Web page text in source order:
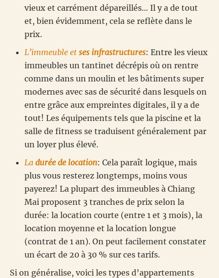
vieux et carrément dépareillés… Il y a de tout
et, bien évidemment, cela se reflète dans le
prix.
L’immeuble et ses infrastructures: Entre les vieux
immeubles un tantinet décrépis où on rentre
comme dans un moulin et les bâtiments super
modernes avec sas de sécurité dans lesquels on
entre grâce aux empreintes digitales, il y a de
tout! Les équipements tels que la piscine et la
salle de fitness se traduisent généralement par
un loyer plus élevé.
La durée de location: Cela paraît logique, mais
plus vous resterez longtemps, moins vous
payerez! La plupart des immeubles à Chiang
Mai proposent 3 tranches de prix selon la
durée: la location courte (entre 1 et 3 mois), la
location moyenne et la location longue
(contrat de 1 an). On peut facilement constater
un écart de 20 à 30 % sur ces tarifs.
Si on généralise, voici les types d’appartements